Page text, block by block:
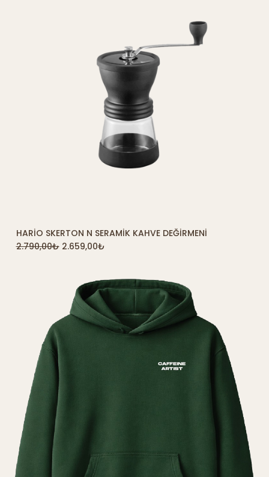
SEPETE EKLE
HARIO SKERTON N SERAMIK KAHVE DEĞIRMENI
2.790,00₺ 2.659,00₺